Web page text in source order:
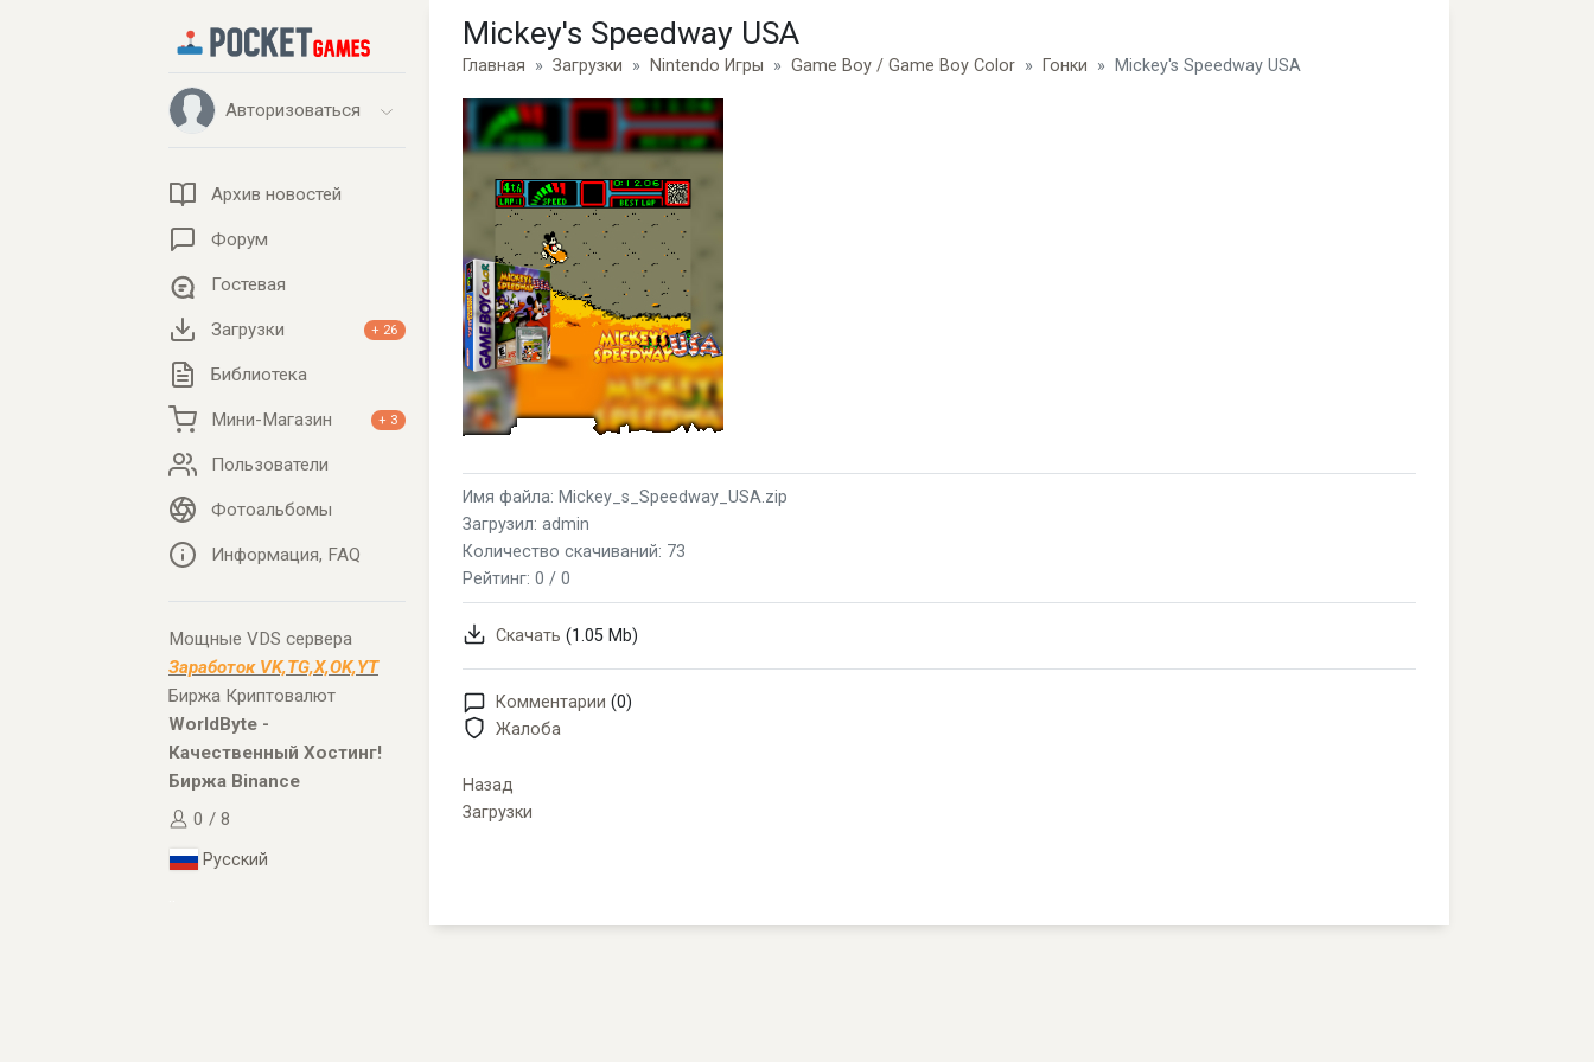
Авторизоваться
Архив новостей
Форум
Гостевая
Загрузки + 26
Библиотека
Мини-Магазин + 3
Пользователи
Фотоальбомы
Информация, FAQ
Мощные VDS сервера
Заработок VK,TG,X,OK,YT
Биржа Криптовалют
WorldByte -
Качественный Хостинг!
Биржа Binance
0 / 8
Русский
Mickey's Speedway USA
Главная Загрузки Nintendo Игры Game Boy / Game Boy Color Гонки Mickey's Speedway USA
Имя файла: Mickey_s_Speedway_USA.zip
Загрузил: admin
Количество скачиваний: 73
Рейтинг: 0 / 0
Скачать (1.05 Mb)
Комментарии (0)
Жалоба
Назад
Загрузки